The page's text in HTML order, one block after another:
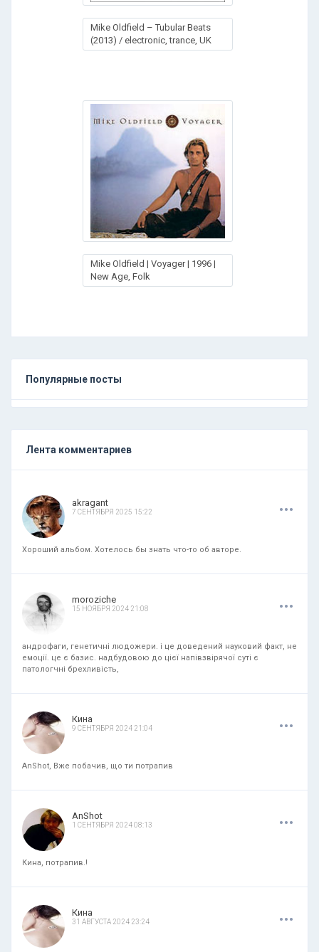
Mike Oldfield – Tubular Beats
(2013) / electronic, trance, UK
Mike Oldfield | Voyager | 1996 |
New Age, Folk
Популярные посты
Лента комментариев
akragant
7 СЕНТЯБРЯ 2025 15:22 ...
Хороший альбом. Хотелось бы знать что-то об авторе.
moroziche
15 НОЯБРЯ 2024 21:08 ...
андрофаги, генетичні людожери. і це доведений науковий факт, не
емоції. це є базис. надбудовою до цієї напівзвірячої суті є
патологчні брехливість,
Кина
9 СЕНТЯБРЯ 2024 21:04 ...
AnShot, Вже побачив, що ти потрапив
AnShot
1 СЕНТЯБРЯ 2024 08:13 ...
Кина, потрапив.!
Кина
31 АВГУСТА 2024 23:24 ...